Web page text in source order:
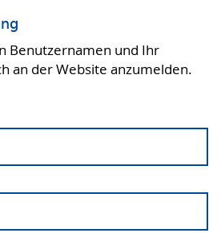
Benutzernamen und Ihr
an der Website anzumelden.